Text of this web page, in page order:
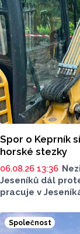
u oblíbeného
zastupitel města
uvádět jeho
Spor o Keprník
horské stezky
06.08.26 13:36
Jeseníků dál
pracuje v
chodníku se
mezi vrcholy
Společnost